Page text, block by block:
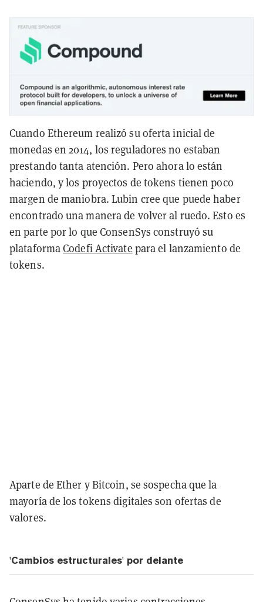
Cuando Ethereum realizó su oferta inicial de
monedas en 2014, los reguladores no estaban
prestando tanta atención. Pero ahora lo están
haciendo, y los proyectos de tokens tienen poco
margen de maniobra. Lubin cree que puede haber
encontrado una manera de volver al ruedo. Esto es
en parte por lo que ConsenSys construyó su
plataformaCodefi Activate para el lanzamiento de
tokens.
Aparte de Ether y Bitcoin, se sospecha que la
mayoría de los tokens digitales son ofertas de
valores.
'Cambios estructurales' por delante